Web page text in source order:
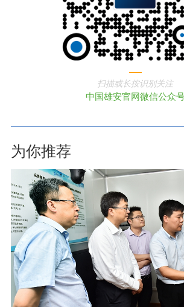
扫描或长按识别关注
中国雄安官网微信公众
为你推荐